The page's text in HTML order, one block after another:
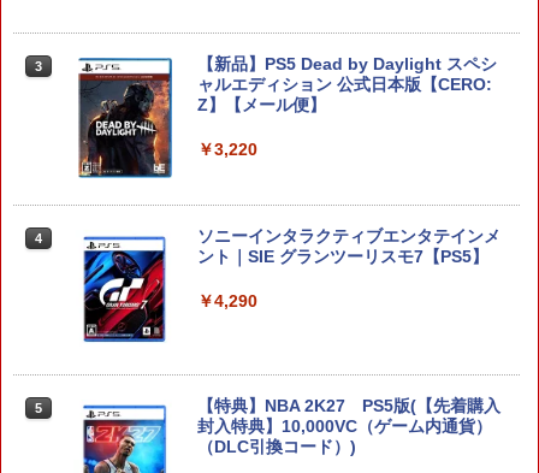
￥8,470
のビアンカ・フローラ Switch2版(B2
タペストリー+【早期購入封入特典】冒
険スタートダッシュセット)
￥8,470
s Card 256GB for Nintendo Switch 2
BEE-A-SD01A Switch2 microSDカード
microSD Express Nintendo任天堂ライ
3
【新品】PS5 Dead by Daylight スペシ
ャルエディション 公式日本版【CERO:
Z】【メール便】
￥3,220
4
ソニーインタラクティブエンタテインメ
ント｜SIE グランツーリスモ7【PS5】
￥4,290
5
【特典】NBA 2K27 PS5版(【先着購入
封入特典】10,000VC（ゲーム内通貨）
（DLC引換コード）)